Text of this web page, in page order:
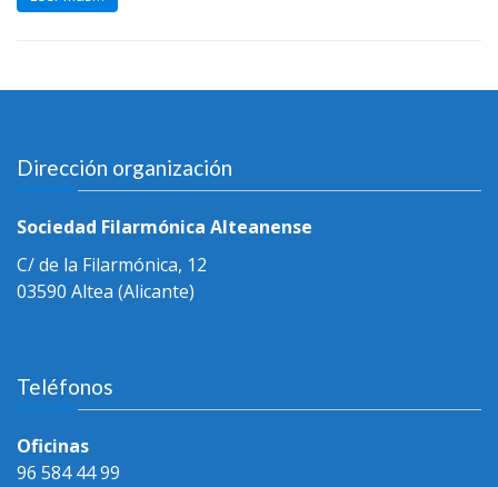
Dirección organización
Sociedad Filarmónica Alteanense
C/ de la Filarmónica, 12
03590 Altea (Alicante)
Teléfonos
Oficinas
96 584 44 99